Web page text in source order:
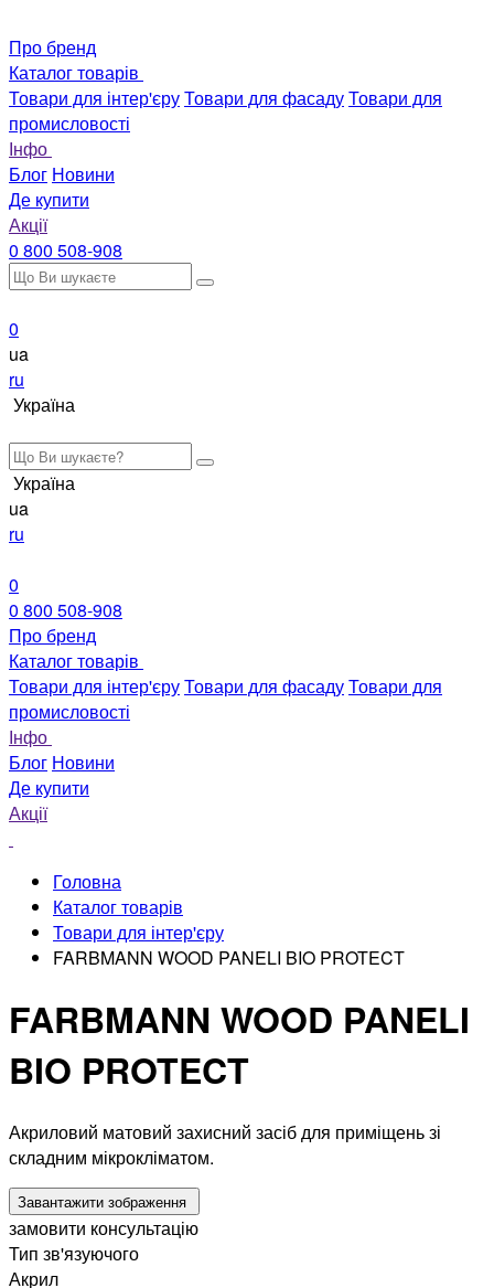
Про бренд
Каталог товарів
Товари для інтер'єруТовари для фасадуТовари для
промисловості
Інфо
Блог Новини
Де купити
Акції
0 800 508-908
0
ua
ru
Україна
Україна
ua
ru
0
0 800 508-908
Про бренд
Каталог товарів
Товари для інтер'єруТовари для фасадуТовари для
промисловості
Інфо
Блог Новини
Де купити
Акції
Головна
Каталог товарів
Товари для інтер'єру
FARBMANN WOOD PANELI BIO PROTECT
FARBMANN WOOD PANELI
BIO PROTECT
Акриловий матовий захисний засіб для приміщень зі
складним мікрокліматом.
Завантажити зображення
замовити консультацію
Тип зв'язуючого
Акрил